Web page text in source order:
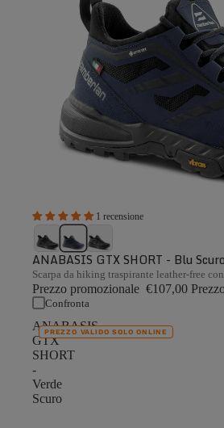
1 recensione
ANABASIS GTX SHORT - Blu Scuro
Scarpa da hiking traspirante leather-free
Prezzo promozionale €107,00
Confronta
ANABASIS
GTX
SHORT
-
Verde
Scuro
PREZZO VALIDO SOLO ONLINE